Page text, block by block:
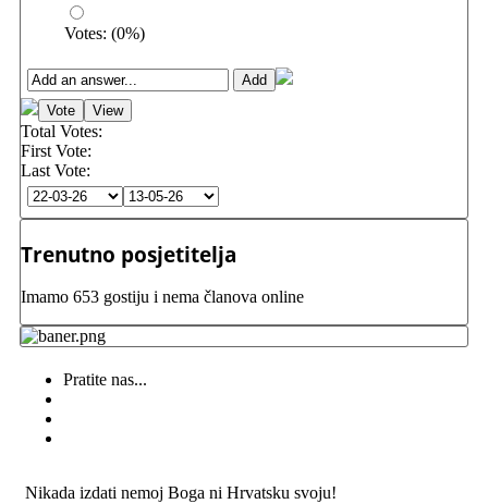
Votes: (0%)
Total Votes:
First Vote:
Last Vote:
Trenutno posjetitelja
Imamo 653 gostiju i nema članova online
Pratite nas...
Nikada izdati nemoj Boga ni Hrvatsku svoju!